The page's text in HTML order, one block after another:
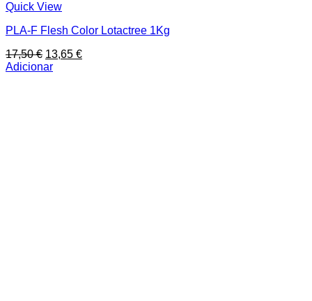
Quick View
PLA-F Flesh Color Lotactree 1Kg
17,50€ O
preço
13,65 €O
Adicionar